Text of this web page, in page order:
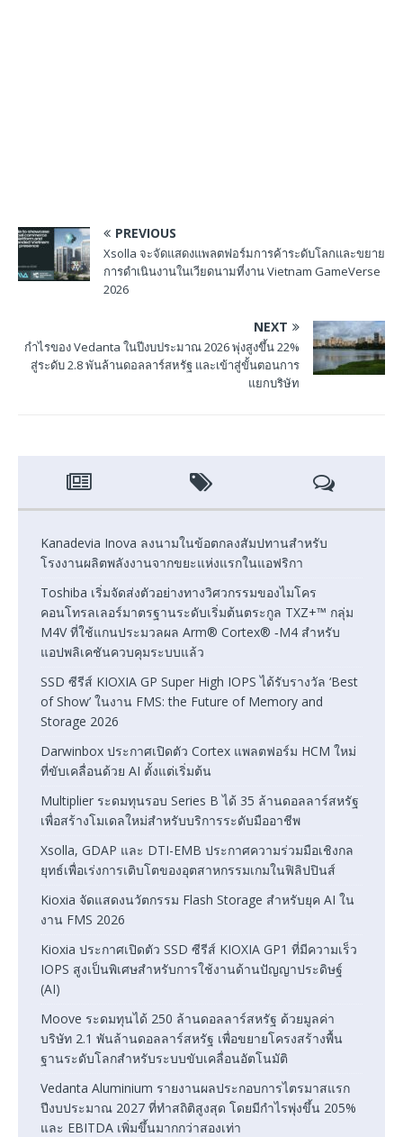
PREVIOUS
Xsolla จะจัดแสดงแพลตฟอร์มการค้าระดับโลกและขยาย
การดำเนินงานในเวียดนามที่งาน Vietnam GameVerse
2026
NEXT
กำไรของ Vedanta ในปีงบประมาณ 2026 พุ่งสูงขึ้น 22%
สู่ระดับ 2.8 พันล้านดอลลาร์สหรัฐ และเข้าสู่ขั้นตอนการ
แยกบริษัท
Kanadevia Inova ลงนามในข้อตกลงสัมปทานสำหรับ
โรงงานผลิตพลังงานจากขยะแห่งแรกในแอฟริกา
Toshiba เริ่มจัดส่งตัวอย่างทางวิศวกรรมของไมโคร
คอนโทรลเลอร์มาตรฐานระดับเริ่มต้นตระกูล TXZ+™ กลุ่ม
M4V ที่ใช้แกนประมวลผล Arm® Cortex® ‑M4 สำหรับ
แอปพลิเคชันควบคุมระบบแล้ว
SSD ซีรีส์ KIOXIA GP Super High IOPS ได้รับรางวัล ‘Best
of Show’ ในงาน FMS: the Future of Memory and
Storage 2026
Darwinbox ประกาศเปิดตัว Cortex แพลตฟอร์ม HCM ใหม่
ที่ขับเคลื่อนด้วย AI ตั้งแต่เริ่มต้น
Multiplier ระดมทุนรอบ Series B ได้ 35 ล้านดอลลาร์สหรัฐ
เพื่อสร้างโมเดลใหม่สำหรับบริการระดับมืออาชีพ
Xsolla, GDAP และ DTI-EMB ประกาศความร่วมมือเชิงกล
ยุทธ์เพื่อเร่งการเติบโตของอุตสาหกรรมเกมในฟิลิปปินส์
Kioxia จัดแสดงนวัตกรรม Flash Storage สำหรับยุค AI ใน
งาน FMS 2026
Kioxia ประกาศเปิดตัว SSD ซีรีส์ KIOXIA GP1 ที่มีความเร็ว
IOPS สูงเป็นพิเศษสำหรับการใช้งานด้านปัญญาประดิษฐ์
(AI)
Moove ระดมทุนได้ 250 ล้านดอลลาร์สหรัฐ ด้วยมูลค่า
บริษัท 2.1 พันล้านดอลลาร์สหรัฐ เพื่อขยายโครงสร้างพื้น
ฐานระดับโลกสำหรับระบบขับเคลื่อนอัตโนมัติ
Vedanta Aluminium รายงานผลประกอบการไตรมาสแรก
ปีงบประมาณ 2027 ที่ทำสถิติสูงสุด โดยมีกำไรพุ่งขึ้น 205%
และ EBITDA เพิ่มขึ้นมากกว่าสองเท่า